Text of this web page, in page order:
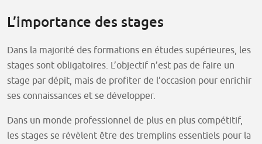
L’importance des stages
Dans la majorité des formations en études supérieures, les
stages sont obligatoires. L’objectif n’est pas de faire un
stage par dépit, mais de profiter de l’occasion pour enrichir
ses connaissances et se développer.
Dans un monde professionnel de plus en plus compétitif,
les stages se révèlent être des tremplins essentiels pour la